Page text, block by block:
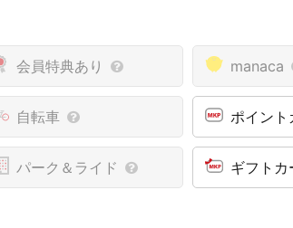
会員特典あり manaca
自転車 ポイン
パーク＆ライド ギフト